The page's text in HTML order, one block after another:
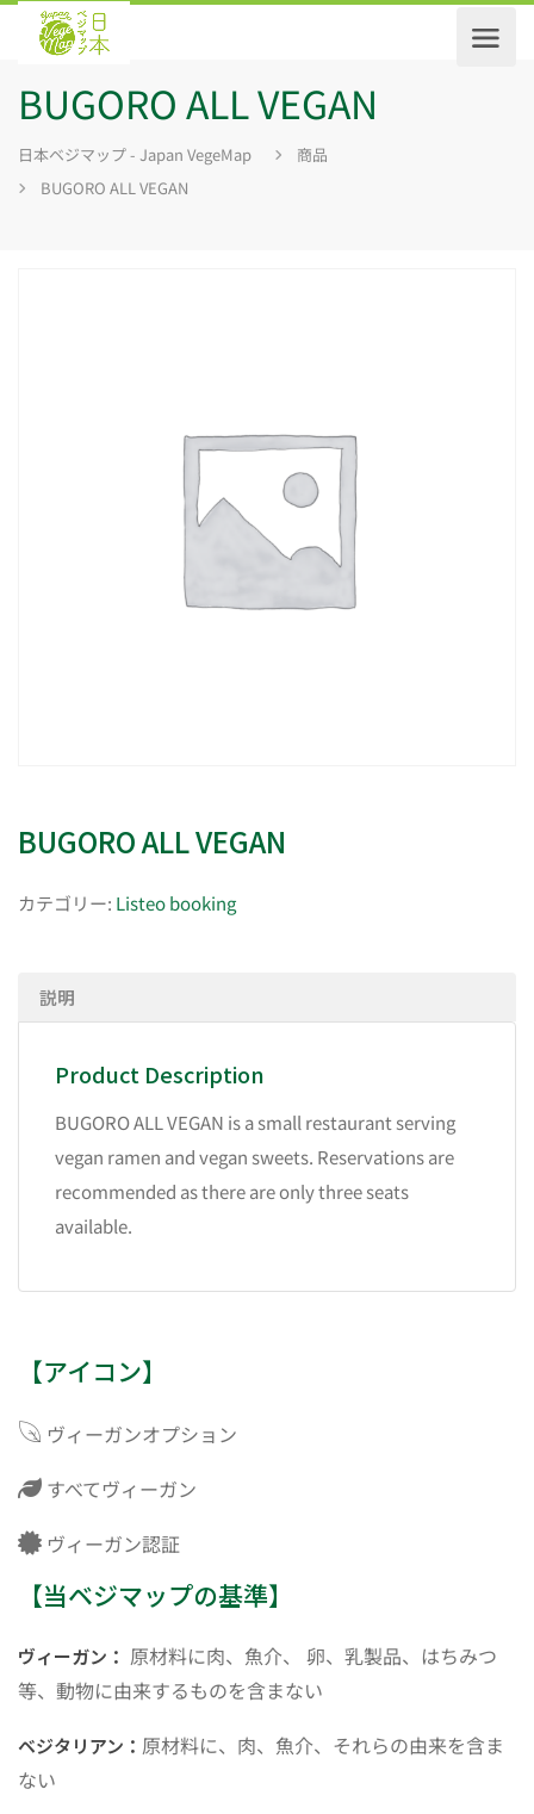
BUGORO ALL VEGAN
日本ベジマップ - Japan VegeMap
商品
BUGORO ALL VEGAN
BUGORO ALL VEGAN
カテゴリー: Listeo booking
説明
Product Description
BUGORO ALL VEGAN is a small restaurant serving
vegan ramen and vegan sweets. Reservations are
recommended as there are only three seats
available.
【アイコン】
ヴィーガンオプション
すべてヴィーガン
ヴィーガン認証
【当ベジマップの基準】
ヴィーガン： 原材料に肉、魚介、 卵、乳製品、はちみつ
等、動物に由来するものを含まない
ベジタリアン： 原材料に、肉、魚介、それらの由来を含ま
ない